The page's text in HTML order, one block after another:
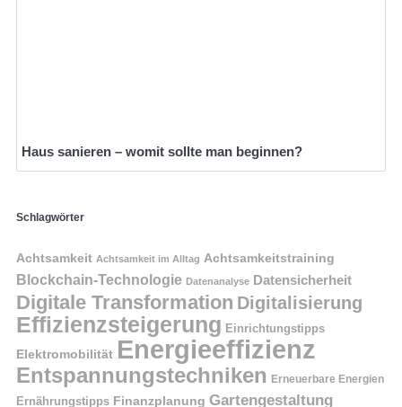
Haus sanieren – womit sollte man beginnen?
Schlagwörter
Achtsamkeit Achtsamkeit im Alltag Achtsamkeitstraining
Blockchain-Technologie Datenanalyse Datensicherheit
Digitale Transformation Digitalisierung
Effizienzsteigerung Einrichtungstipps
Elektromobilität Energieeffizienz
Entspannungstechniken Erneuerbare Energien
Ernährungstipps Finanzplanung Gartengestaltung